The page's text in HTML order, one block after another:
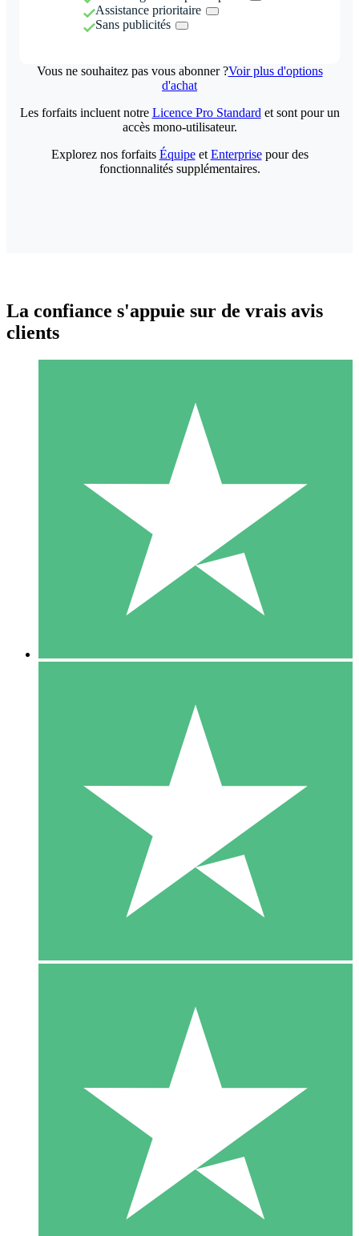
Assistance prioritaire
Sans publicités
Vous ne souhaitez pas vous abonner ?Voir plus d'options
d'achat
Packs de Crédits Individuels
Payez à l'utilisation avec des crédits de téléchargement. Sans
1 Téléchargement
10 00
10 Téléchargements
20 00
Les forfaits incluent notre Licence Pro Standard et sont pour un
accès mono-utilisateur.
Explorez nos forfaits Équipeet Enterprisepour des
fonctionnalités supplémentaires.
La confiance s'appuie sur de vrais avis
clients